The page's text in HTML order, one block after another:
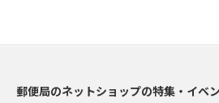
郵便局のネットショップの特集・イベ